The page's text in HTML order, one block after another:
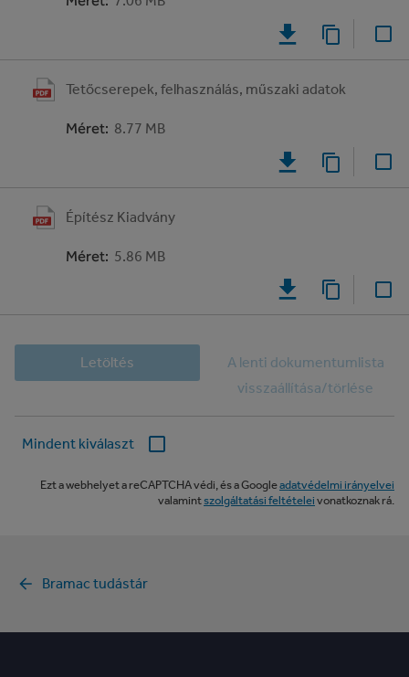
Tetőcserepek, felhasználás, műszaki adatok
Méret: 8.77 MB
Építész Kiadvány
Méret: 5.86 MB
Letöltés
A lenti dokumentumlista
visszaállítása/törlése
Mindent kiválaszt
Ezt a webhelyet a reCAPTCHA védi, és a Googleadatvédelmi irányelvei
valamintszolgáltatási feltételei vonatkoznak rá.
Bramac tudástár